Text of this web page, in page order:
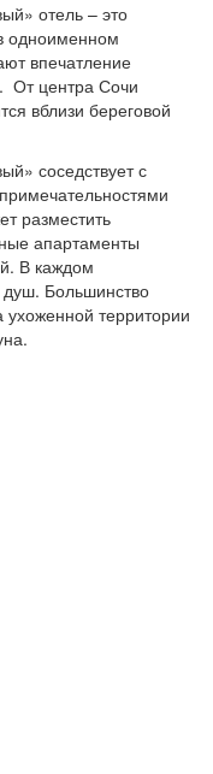
отель – это
одноименном
впечатление
От центра Сочи
вблизи береговой
соседствует с
разместить
апартаменты
В каждом
душ. Большинство
территории